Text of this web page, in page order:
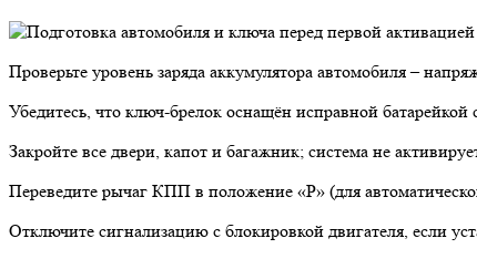
Проверьте уровень заряда аккумулятора автомобиля –
Убедитесь, что ключ-брелок оснащён исправной
Закройте все двери, капот и багажник; система не
Переведите рычаг КПП в положение «P» (для
Отключите сигнализацию с блокировкой двигателя, если